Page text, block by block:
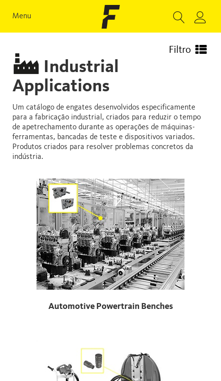
Menu
Filtro
Industrial
Applications
Um catálogo de engates desenvolvidos especificamente
para a fabricação industrial, criados para reduzir o tempo
de apetrechamento durante as operações de máquinas-
ferramentas, bancadas de teste e dispositivos variados.
Produtos criados para resolver problemas concretos da
indústria.
Automotive Powertrain Benches